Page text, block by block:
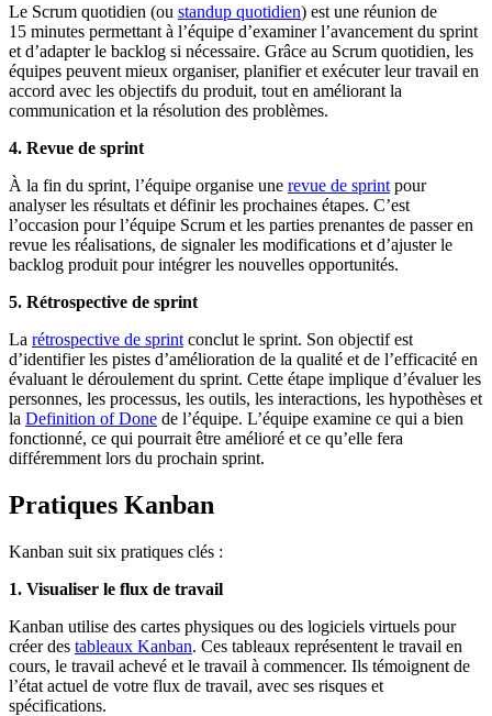
Le Scrum quotidien (ou standup quotidien) est une réunion de
15 minutes permettant à l’équipe d’examiner l’avancement du sprint
et d’adapter le backlog si nécessaire. Grâce au Scrum quotidien, les
équipes peuvent mieux organiser, planifier et exécuter leur travail en
accord avec les objectifs du produit, tout en améliorant la
communication et la résolution des problèmes.
4. Revue de sprint
À la fin du sprint, l’équipe organise une revue de sprint pour
analyser les résultats et définir les prochaines étapes. C’est
l’occasion pour l’équipe Scrum et les parties prenantes de passer en
revue les réalisations, de signaler les modifications et d’ajuster le
backlog produit pour intégrer les nouvelles opportunités.
5. Rétrospective de sprint
La rétrospective de sprint conclut le sprint. Son objectif est
d’identifier les pistes d’amélioration de la qualité et de l’efficacité en
évaluant le déroulement du sprint. Cette étape implique d’évaluer les
personnes, les processus, les outils, les interactions, les hypothèses et
la Definition of Done de l’équipe. L’équipe examine ce qui a bien
fonctionné, ce qui pourrait être amélioré et ce qu’elle fera
différemment lors du prochain sprint.
Pratiques Kanban
Kanban suit six pratiques clés :
1. Visualiser le flux de travail
Kanban utilise des cartes physiques ou des logiciels virtuels pour
créer des tableaux Kanban. Ces tableaux représentent le travail en
cours, le travail achevé et le travail à commencer. Ils témoignent de
l’état actuel de votre flux de travail, avec ses risques et
spécifications.